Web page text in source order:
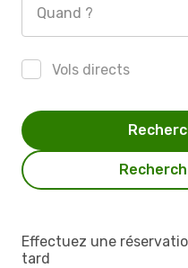
Quand ?
Vols directs
Effectuez une
tard